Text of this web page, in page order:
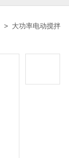
> 大功率电动搅拌